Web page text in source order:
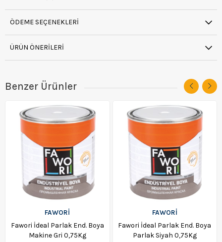
ÖDEME SEÇENEKLERI
ÜRÜN ÖNERILERI
Benzer Ürünler
FAWORİ
Fawori İdeal Parlak End. Boya
Makine Gri 0,75Kg
FAWORİ
Fawori İdeal Parlak End. Boya
Parlak Siyah 0,75Kg